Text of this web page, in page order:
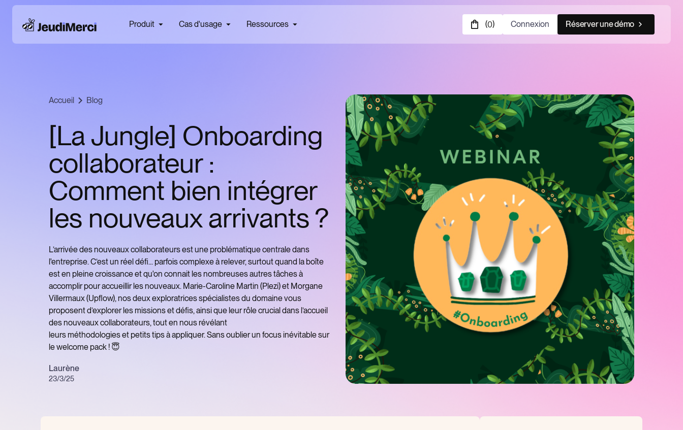
Produit Cas d'usage Ressources (0) Connexion Réserver une démo
Accueil Blog
[La Jungle] Onboarding
collaborateur :
Comment bien intégrer
les nouveaux arrivants ?
L’arrivée des nouveaux collaborateurs est une problématique centrale dans
l'entreprise. C’est un réel défi... parfois complexe à relever, surtout quand la boîte
est en pleine croissance et qu'on connait les nombreuses autres tâches à
accomplir pour accueillir les nouveaux. Marie-Caroline Martin (Plezi) et Morgane
Villermaux (Upflow), nos deux exploratrices spécialistes du domaine vous
proposent d’explorer les missions et défis, ainsi que leur rôle crucial dans l’accueil
des nouveaux collaborateurs, tout en nous révélant
leurs méthodologies et petits tips à appliquer. Sans oublier un focus inévitable sur
le welcome pack ! 😇
Laurène
23/3/25